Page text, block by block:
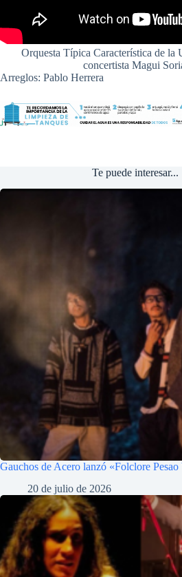
Orquesta Típica Característica de la
concertista Magui
Arreglos: Pablo Herrera
Te puede interesar...
Gauchos de Acero lanzó «Folclore Pesao
20 de julio de 2026